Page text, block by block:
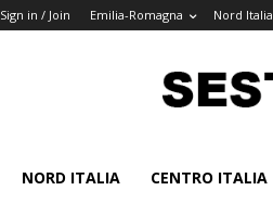
Sign in / Join Emilia-Romagna Nord Italia
NORD ITALIA CENTRO ITALIA